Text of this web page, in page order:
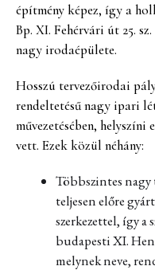
építmény képez, így a
Bp. XI. Fehérvári út 25.
nagy irodaépülete.
Hosszú tervezőirodai
rendeltetésű nagy ipari
művezetésében, helyszíni
vett. Ezek közül néhány:
Többszintes nagy
teljesen előre
szerkezettel, így a
budapesti XI.
melynek neve,